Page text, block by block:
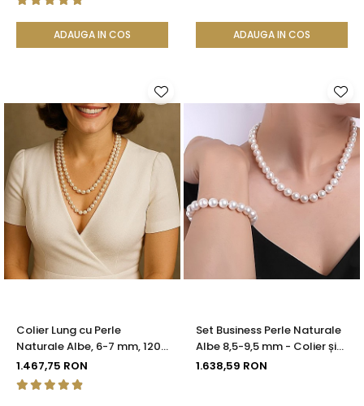
ADAUGA IN COS ADAUGA IN COS
Colier Lung cu Perle
Naturale Albe, 6-7 mm, 120
cm, Închizătoare Argint 925
| KASKADDA®
1.467,75 RON
Set Business Perle Naturale
Albe 8,5-9,5 mm - Colier și
Brățară, Argint 925 |
1.638,59 RON